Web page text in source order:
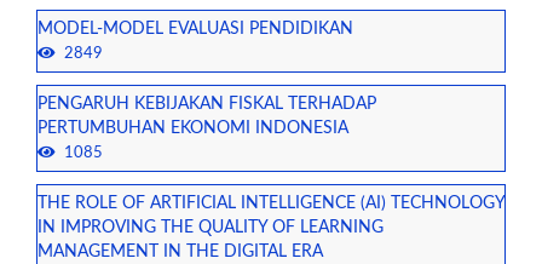
MODEL-MODEL EVALUASI PENDIDIKAN
2849
PENGARUH KEBIJAKAN FISKAL TERHADAP
PERTUMBUHAN EKONOMI INDONESIA
1085
THE ROLE OF ARTIFICIAL INTELLIGENCE (AI) TECHNOLOGY
IN IMPROVING THE QUALITY OF LEARNING
MANAGEMENT IN THE DIGITAL ERA